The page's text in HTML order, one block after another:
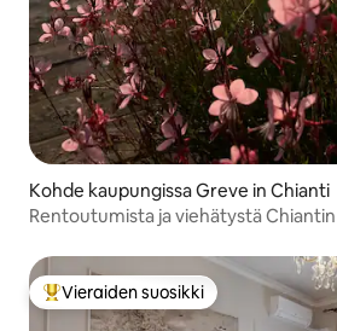
Kohde kaupungissa Greve in Chianti
Rentoutumista ja viehätystä
Vieraiden suosikkien parhaimmistoa
Vieraiden suosikki